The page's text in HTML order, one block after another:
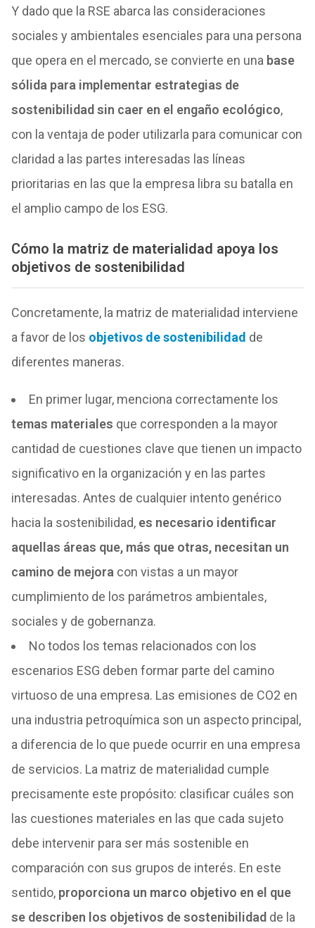
Y dado que la RSE abarca las consideraciones
sociales y ambientales esenciales para una persona
que opera en el mercado, se convierte en una base
sólida para implementar estrategias de
sostenibilidad sin caer en el engaño ecológico,
con la ventaja de poder utilizarla para comunicar con
claridad a las partes interesadas las líneas
prioritarias en las que la empresa libra su batalla en
el amplio campo de los ESG.
Cómo la matriz de materialidad apoya los
objetivos de sostenibilidad
Concretamente, la matriz de materialidad interviene
a favor de los objetivos de sostenibilidad de
diferentes maneras.
En primer lugar, menciona correctamente los
temas materiales que corresponden a la mayor
cantidad de cuestiones clave que tienen un impacto
significativo en la organización y en las partes
interesadas. Antes de cualquier intento genérico
hacia la sostenibilidad, es necesario identificar
aquellas áreas que, más que otras, necesitan un
camino de mejora con vistas a un mayor
cumplimiento de los parámetros ambientales,
sociales y de gobernanza.
No todos los temas relacionados con los
escenarios ESG deben formar parte del camino
virtuoso de una empresa. Las emisiones de CO2 en
una industria petroquímica son un aspecto principal,
a diferencia de lo que puede ocurrir en una empresa
de servicios. La matriz de materialidad cumple
precisamente este propósito: clasificar cuáles son
las cuestiones materiales en las que cada sujeto
debe intervenir para ser más sostenible en
comparación con sus grupos de interés. En este
sentido, proporciona un marco objetivo en el que
se describen los objetivos de sostenibilidad de la